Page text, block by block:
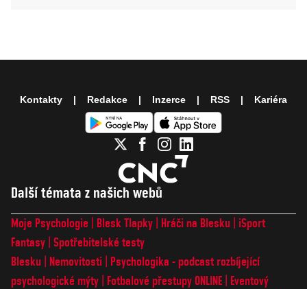
Další témata z našich webů
Moje Psychologie Blesk Tlapky Hráči na Blesku
iSport
Fantasy Spotřebitelské testy
Blesku
Nemovitosti
Psychologika - podcast rozbíjející
psychologické mýty
Fotbalové přestupy ONLINE
Eventový
Kontakty Redakce Inzerce RSS Kariéra